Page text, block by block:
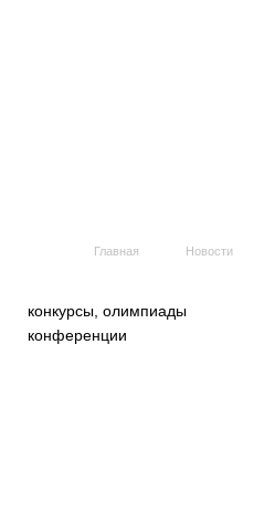
Главная Новости
конкурсы, олимпиады
конференции